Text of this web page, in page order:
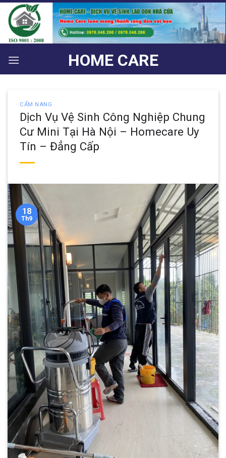
Bỏ
qua
nội
dung
HOME CARE
CẨM NANG
Dịch Vụ Vệ Sinh Công Nghiệp Chung
Cư Mini Tại Hà Nội – Homecare Uy
Tín – Đẳng Cấp
18
Th9